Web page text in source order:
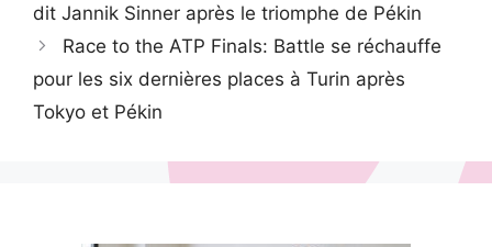
dit Jannik Sinner après le triomphe de Pékin
Race to the ATP Finals: Battle se réchauffe
pour les six dernières places à Turin après
Tokyo et Pékin